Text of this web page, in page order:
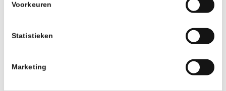
Voorkeuren
Statistieken
Marketing